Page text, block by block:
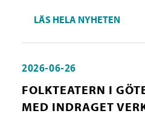
LÄS HELA NYHETEN
2026-06-26
FOLKTEATERN I
MED INDRAGET